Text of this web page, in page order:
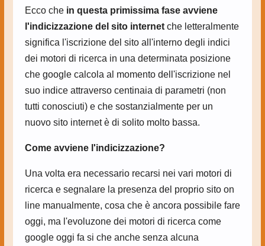
Ecco che in questa primissima fase avviene
l'indicizzazione del sito internetche letteralmente
significa l'iscrizione del sito all'interno degli indici
dei motori di ricerca in una determinata posizione
che google calcola al momento dell'iscrizione nel
suo indice attraverso centinaia di parametri (non
tutti conosciuti) e che sostanzialmente per un
nuovo sito internet è di solito molto bassa.
Come avviene l'indicizzazione?
Una volta era necessario recarsi nei vari motori di
ricerca e segnalare la presenza del proprio sito on
line manualmente, cosa che è ancora possibile fare
oggi, ma l'evoluzone dei motori di ricerca come
google oggi fa si che anche senza alcuna